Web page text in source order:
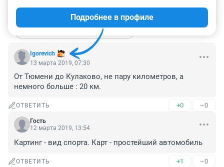
ОТВЕТИТЬ 1 +1 –1
Показать ещё 1 ответ
Igorevich
Подробнее в профиле
13 марта 2019, 07:30
От Тюмени до Кулаково, не пару километров, а
немного больше : 20 км.
ОТВЕТИТЬ +0 –0
Гость
12 марта 2019, 13:54
Картинг - вид спорта. Карт - простейший автомобиль
ОТВЕТИТЬ +1 –0